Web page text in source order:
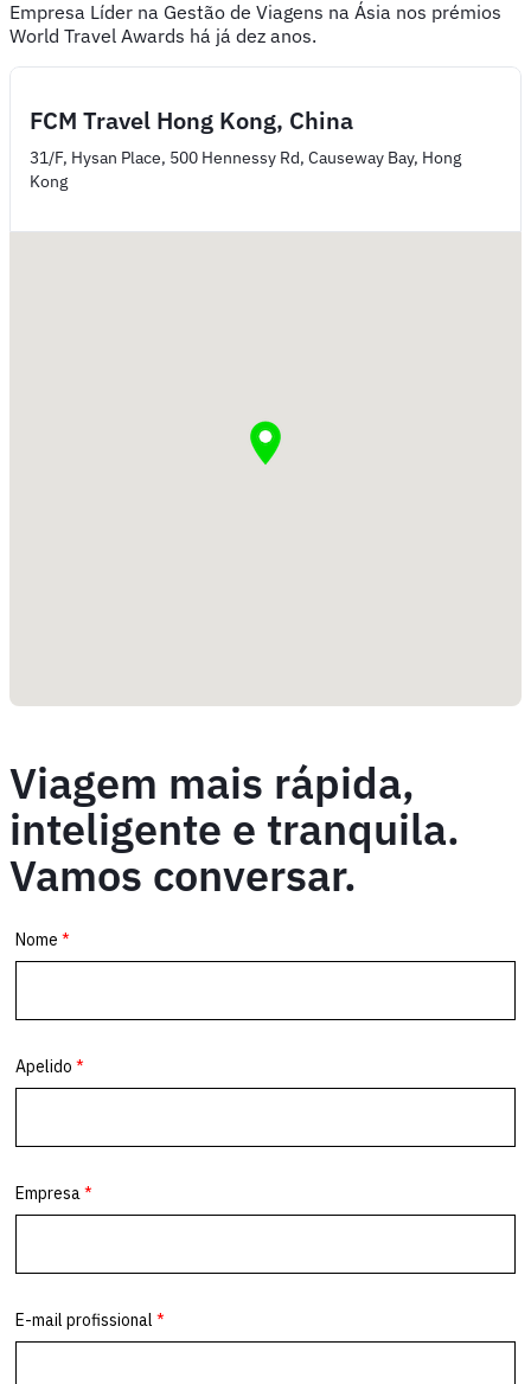
Empresa Líder na Gestão de Viagens na Ásia nos prémios
World Travel Awards há já dez anos.
FCM Travel Hong Kong, China
31/F, Hysan Place, 500 Hennessy Rd, Causeway Bay, Hong
Kong
Viagem mais rápida,
inteligente e tranquila.
Vamos conversar.